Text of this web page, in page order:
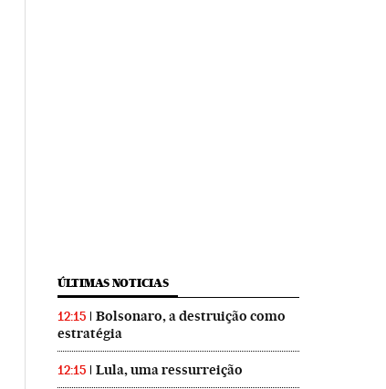
ÚLTIMAS NOTICIAS
12:15
Bolsonaro, a destruição como
estratégia
12:15 Lula, uma ressurreição